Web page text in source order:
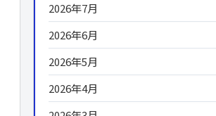
2026年7月
2026年6月
2026年5月
2026年4月